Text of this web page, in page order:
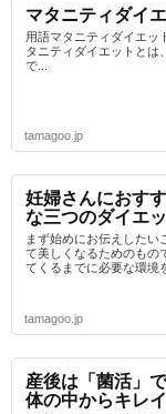
マタニティダイ
用語マタニティダイエッ
タニティダイエットとは
で...
tamagoo.jp
妊婦さんにおす
な三つのダイエ
まず始めにお伝えしたい
て美しくなるためのもの
てくるまでに必要な環境
tamagoo.jp
産後は「菌活」
体の中からキレ